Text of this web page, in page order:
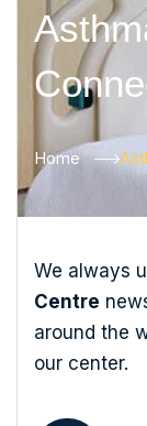
Home
We always
Centre
around the
our center.